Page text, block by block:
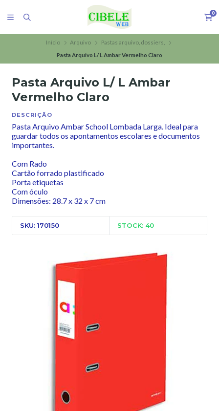
0
Início Arquivo
Pastas arquivo, dossiers,
Pasta Arquivo L/ L Ambar Vermelho Claro
Pasta Arquivo L/ L Ambar
Vermelho Claro
DESCRIÇÃO
Pasta Arquivo Ambar School Lombada Larga. Ideal para
guardar todos os apontamentos escolares e documentos
importantes.
Com Rado
Cartão forrado plastificado
Porta etiquetas
Com óculo
Dimensões: 28.7 x 32 x 7 cm
SKU: 170150 STOCK: 40